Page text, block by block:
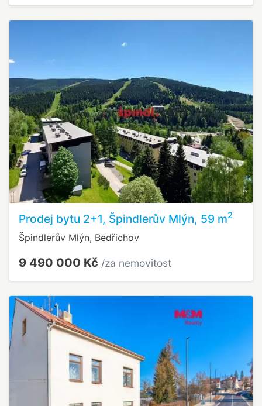
Prodej bytu 2+1, Špindlerův Mlýn, 59 m2
Špindlerův Mlýn, Bedřichov
9 490 000 Kč /za nemovitost